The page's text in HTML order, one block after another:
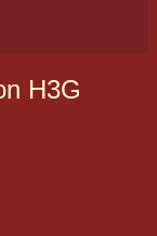
H3G